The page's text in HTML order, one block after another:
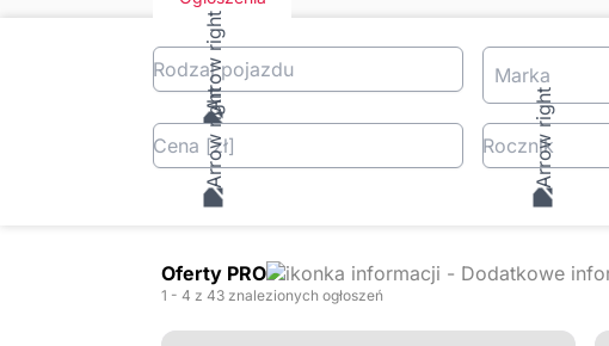
Rodzaj pojazdu Marka
Cena [zł] Rocznik
Oferty PRO
1 - 4 z 43 znalezionych ogłoszeń